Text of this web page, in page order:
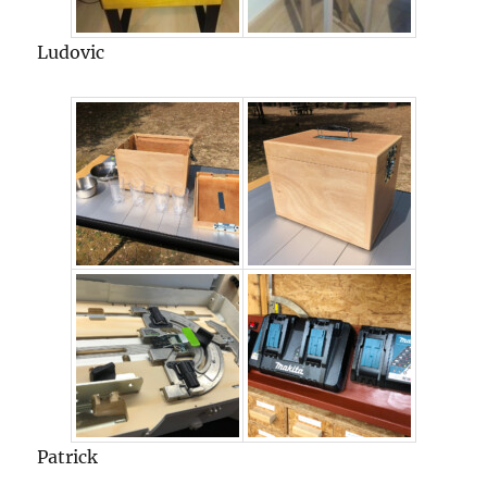
Ludovic
Patrick